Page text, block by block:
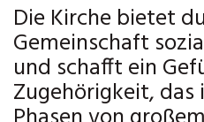
Die Kirche bietet
Gemeinschaft
und schafft ein
Zugehörigkeit, das